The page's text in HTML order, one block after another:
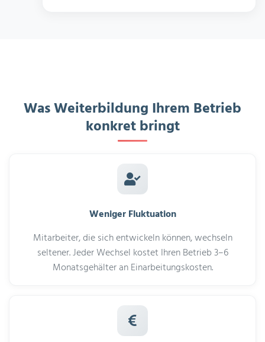
Was Weiterbildung Ihrem Betrieb
konkret bringt
Weniger Fluktuation
Mitarbeiter, die sich entwickeln können, wechseln
seltener. Jeder Wechsel kostet Ihren Betrieb 3–6
Monatsgehälter an Einarbeitungskosten.